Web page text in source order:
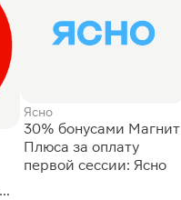
Ясно
30% бонусами Магнит
Плюса за оплату
первой сессии: Ясно